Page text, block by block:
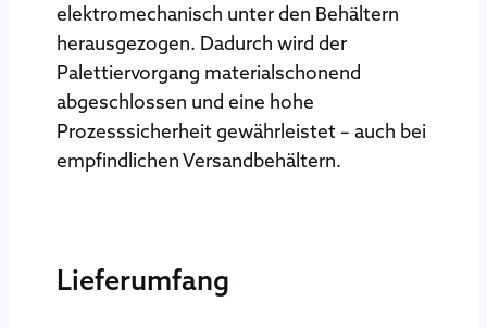
elektromechanisch unter den Behältern
herausgezogen. Dadurch wird der
Palettiervorgang materialschonend
abgeschlossen und eine hohe
Prozesssicherheit gewährleistet – auch bei
empfindlichen Versandbehältern.
Lieferumfang